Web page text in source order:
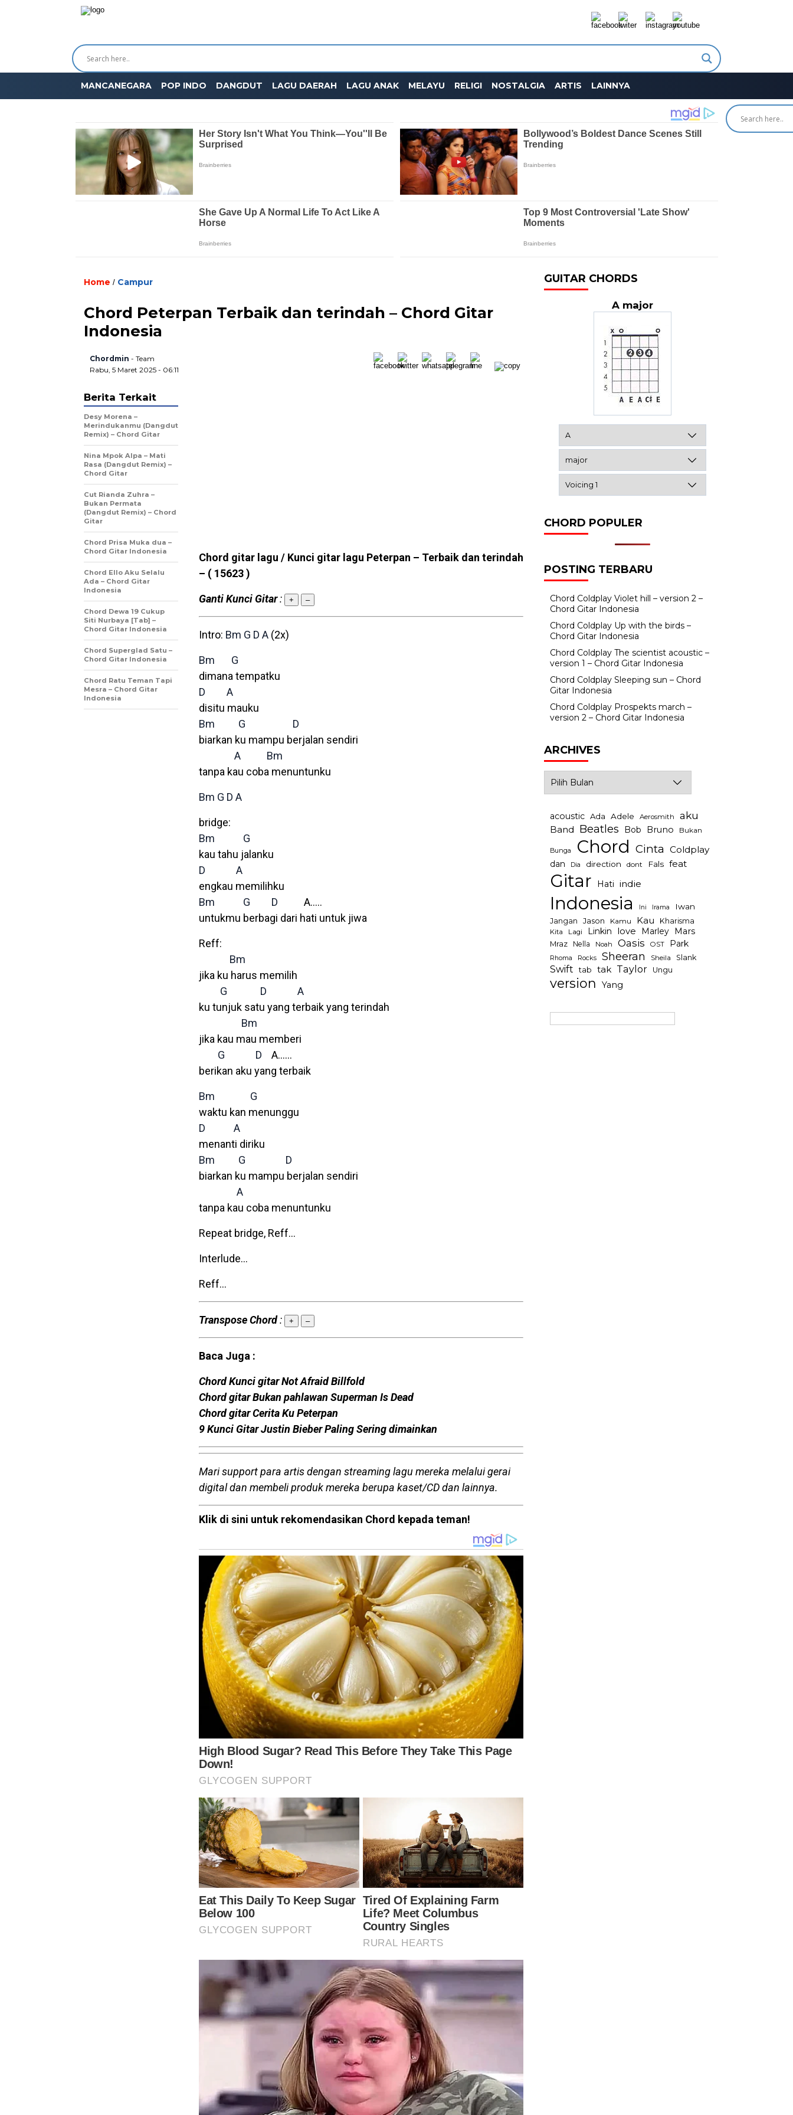
MANCANEGARA POP INDO DANGDUT LAGU DAERAH LAGU ANAK MELAYU RELIGI NOSTALGIA ARTIS LAINNYA
Home / Campur
Chord Peterpan Terbaik dan terindah – Chord Gitar
Indonesia
Chordmin - Team
Rabu, 5 Maret 2025 - 06:11
Chord gitar lagu / Kunci gitar lagu Peterpan – Terbaik dan terindah
– ( 15623 )
Ganti Kunci Gitar: + –
Intro: Bm G D A (2x)
Bm
G
dimana tempatku
D
A
disitu mauku
Bm
G
D
biarkan ku mampu berjalan sendiri
A
Bm
tanpa kau coba menuntunku
Bm G D A
bridge:
Bm
G
kau tahu jalanku
D
A
engkau memilihku
Bm
G D A…..
untukmu berbagi dari hati untuk jiwa
Reff:
Bm
jika ku harus memilih
G
D
A
ku tunjuk satu yang terbaik yang terindah
Bm
jika kau mau memberi
G
D A……
berikan aku yang terbaik
Bm
G
waktu kan menunggu
D
A
menanti diriku
Bm
G
D
biarkan ku mampu berjalan sendiri
A
tanpa kau coba menuntunku
Repeat bridge, Reff…
Interlude…
Reff…
Transpose Chord: + –
Baca Juga :
Chord Kunci gitar Not Afraid Billfold
Chord gitar Bukan pahlawan Superman Is Dead
Chord gitar Cerita Ku Peterpan
9 Kunci Gitar Justin Bieber Paling Sering dimainkan
Mari support para artis dengan streaming lagu mereka melalui gerai
digital dan membeli produk mereka berupa kaset/CD dan lainnya.
Klik di sini untuk rekomendasikan Chord kepada teman!
Berita Terkait
Desy Morena –
Merindukanmu (Dangdut
Remix) – Chord Gitar
Nina Mpok Alpa – Mati
Rasa (Dangdut Remix) –
Chord Gitar
Cut Rianda Zuhra –
Bukan Permata
(Dangdut Remix) – Chord
Gitar
Chord Prisa Muka dua –
Chord Gitar Indonesia
Chord Ello Aku Selalu
Ada – Chord Gitar
Indonesia
Chord Dewa 19 Cukup
Siti Nurbaya [Tab] –
Chord Gitar Indonesia
Chord Superglad Satu –
Chord Gitar Indonesia
Chord Ratu Teman Tapi
Mesra – Chord Gitar
Indonesia
GUITAR CHORDS
A major
CHORD POPULER
POSTING TERBARU
Chord Coldplay Violet hill – version 2 –
Chord Gitar Indonesia
Chord Coldplay Up with the birds –
Chord Gitar Indonesia
Chord Coldplay The scientist acoustic –
version 1 – Chord Gitar Indonesia
Chord Coldplay Sleeping sun – Chord
Gitar Indonesia
Chord Coldplay Prospekts march –
version 2 – Chord Gitar Indonesia
ARCHIVES
acoustic Ada Adele Aerosmith aku
Band Beatles Bob Bruno Bukan
Bunga Chord Cinta Coldplay
dan Dia direction dont Fals feat
Gitar Hati indie
Indonesia Ini Irama Iwan
Jangan Jason Kamu Kau Kharisma
Kita Lagi Linkin love Marley Mars
Mraz Nella Noah Oasis OST Park
Rhoma Rocks Sheeran Sheila Slank
Swift tab tak Taylor Ungu
version Yang